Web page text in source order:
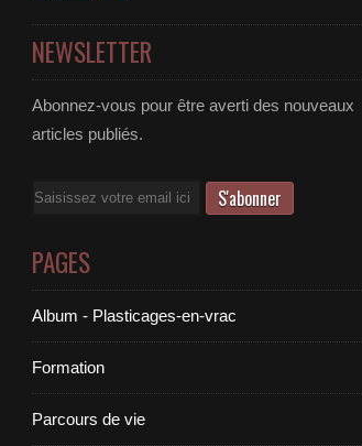
NEWSLETTER
Abonnez-vous pour être averti des nouveaux
articles publiés.
Email
PAGES
Album - Plasticages-en-vrac
Formation
Parcours de vie